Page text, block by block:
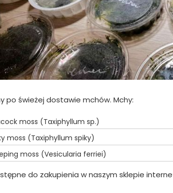
po świeżej dostawie mchów. Mchy:
moss (Taxiphyllum sp.)
moss (Taxiphyllum spiky)
moss (Vesicularia ferriei)
do zakupienia w naszym sklepie